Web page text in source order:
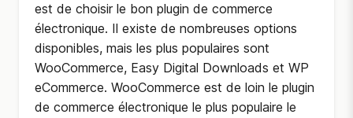
est de choisir le bon plugin de commerce
électronique. Il existe de nombreuses options
disponibles, mais les plus populaires sont
WooCommerce, Easy Digital Downloads et WP
eCommerce. WooCommerce est de loin le plugin
de commerce électronique le plus populaire le